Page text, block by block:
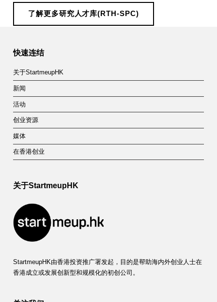
数
码
港
管
理
有
限
公
司
培
育
公
司
和
创
了解更多研究人才库(RTH-SPC)
Skip back to main navigation
快速连结
关于StartmeupHK
新闻
活动
创业资源
媒体
在香港创业
关于StartmeupHK
StartmeupHK由香港投资推广署发起，目的是帮助海内外创业人士在
香港成立或发展创新型和规模化的初创公司。